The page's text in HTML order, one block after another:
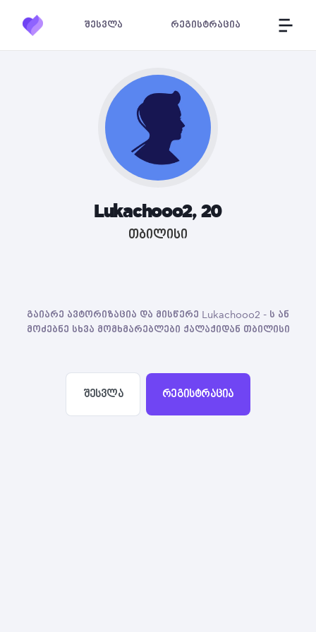
შესვლა რეგისტრაცია
Lukachooo2, 20
თბილისი
გაიარე ავტორიზაცია და მისწერე Lukachooo2 - ს ან
მოძებნე სხვა მომხმარებლები ქალაქიდან თბილისი
შესვლა რეგისტრაცია